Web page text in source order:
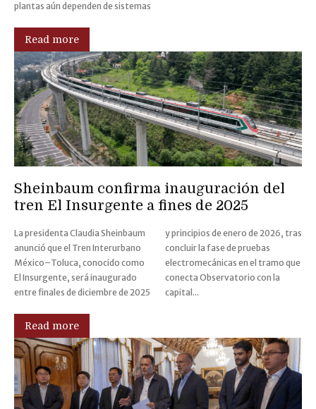
plantas aún dependen de sistemas
Read more
Sheinbaum confirma inauguración del
tren El Insurgente a fines de 2025
La presidenta Claudia Sheinbaum
anunció que el Tren Interurbano
México–Toluca, conocido como
El Insurgente, será inaugurado
entre finales de diciembre de 2025
y principios de enero de 2026, tras
concluir la fase de pruebas
electromecánicas en el tramo que
conecta Observatorio con la
capital...
Read more